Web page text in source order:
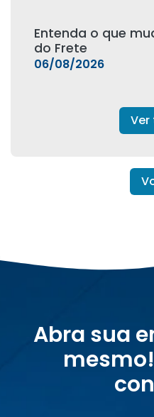
Entenda o que
do Frete
06/08/2026
Abra sua